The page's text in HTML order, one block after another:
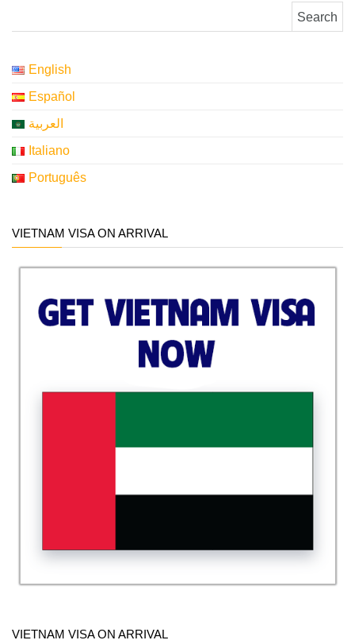
English
Español
العربية
Italiano
Português
VIETNAM VISA ON ARRIVAL
VIETNAM VISA ON ARRIVAL